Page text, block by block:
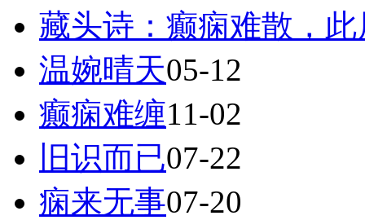
藏头诗：癫痫难散，
温婉晴天05-12
癫痫难缠11-02
旧识而已07-22
痫来无事07-20